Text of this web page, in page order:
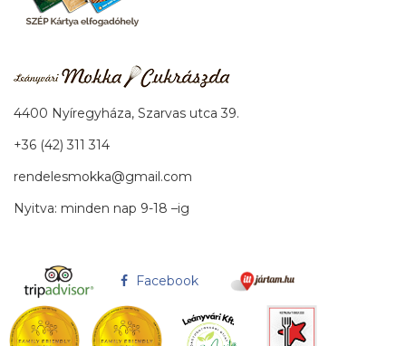
4400 Nyíregyháza, Szarvas utca 39.
+36 (42) 311 314
rendelesmokka@gmail.com
Nyitva: minden nap 9-18 –ig
Facebook